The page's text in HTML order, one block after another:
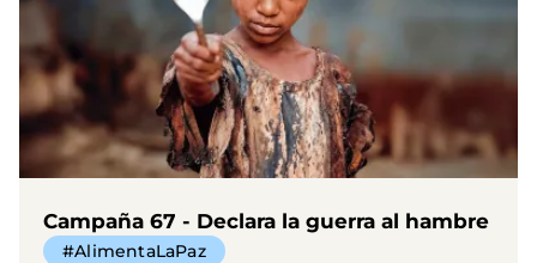
Campaña 67 - Declara la guerra al hambre
#AlimentaLaPaz